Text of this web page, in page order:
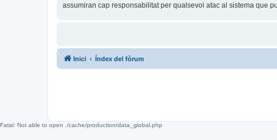
assumiran cap responsabilitat per qualsevol atac al sistema que
Inici Índex del fòrum
Fatal: Not able to open ./cache/production/data_global.php